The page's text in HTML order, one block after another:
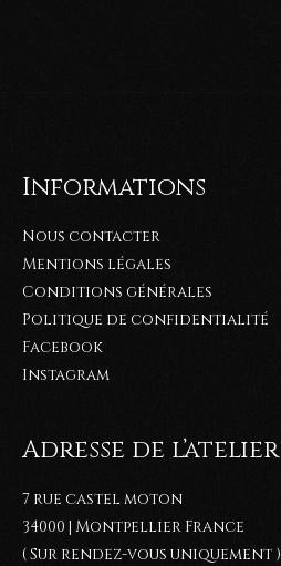
Informations
Nous contacter
Mentions légales
Conditions générales
Politique de confidentialité
Facebook
Instagram
Adresse de l’atelier
7 rue castel moton
34000 | Montpellier France
( Sur rendez-vous uniquement )